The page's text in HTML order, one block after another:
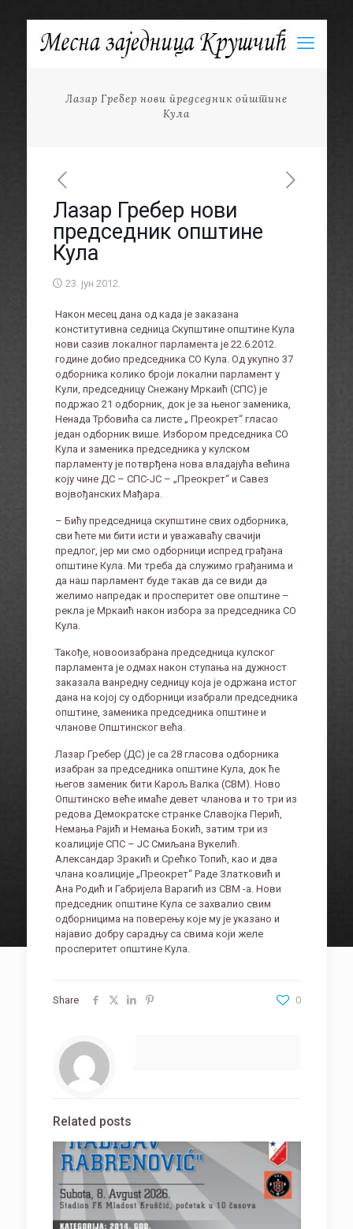
Лазар Гребер нови председник општине
Кула
Лазар Гребер нови
председник општине
Кула
23. јун 2012.
Након месец дана од када је заказана
конститутивна седница Скупштине општине Кула
нови сазив локалног парламента је 22.6.2012.
године добио председника СО Кула. Од укупно 37
одборника колико броји локални парламент у
Кули, председницу Снежану Мркаић (СПС) је
подржао 21 одборник, док је за њеног заменика,
Ненада Трбовића са листе „ Преокрет“ гласао
један одборник више. Избором председника СО
Кула и заменика председника у кулском
парламенту је потврђена нова владајућа већина
коју чине ДС – СПС-ЈС – „Преокрет“ и Савез
војвођанских Мађара.
– Бићу председница скупштине свих одборника,
сви ћете ми бити исти и уважаваћу свачији
предлог, јер ми смо одборници испред грађана
општине Кула. Ми треба да служимо грађанима и
да наш парламент буде такав да се види да
желимо напредак и просперитет ове општине –
рекла је Мркаић након избора за председника СО
Кула.
Такође, новооизабрана председница кулског
парламента је одмах након ступања на дужност
заказала ванредну седницу која је одржана истог
дана на којој су одборници изабрали председника
општине, заменика председника општине и
чланове Општинског већа.
Лазар Гребер (ДС) је са 28 гласова одборника
изабран за председника општине Кула, док ће
његов заменик бити Карољ Валка (СВМ). Ново
Општинско веће имаће девет чланова и то три из
редова Демократске странке Славојка Перић,
Немања Рајић и Немања Бокић, затим три из
коалиције СПС – ЈС Смиљана Вукелић.
Александар Зракић и Срећко Топић, као и два
члана коалиције „Преокрет“ Раде Златковић и
Ана Родић и Габријела Варагић из СВМ -а. Нови
председник општине Кула се захвалио свим
одборницима на поверењу које му је указано и
најавио добру сарадњу са свима који желе
просперитет општине Кула.
Share 0
Related posts